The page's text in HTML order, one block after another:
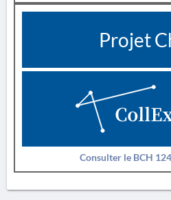
Projet
Consulter le BCH